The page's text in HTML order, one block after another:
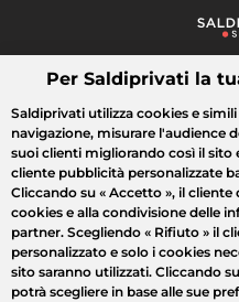
Cosa cerchi?
Tutte le vendite Moda
Per Saldiprivati la
Saldiprivati utilizza cookies e
navigazione, misurare l'audience
suoi clienti migliorando così il
cliente pubblicità personalizzate
Cliccando su « Accetto », il cliente
cookies e alla condivisione delle
partner. Scegliendo « Rifiuto » il
personalizzato e solo i cookies
sito saranno utilizzati. Cliccando su
potrà scegliere in base alle sue